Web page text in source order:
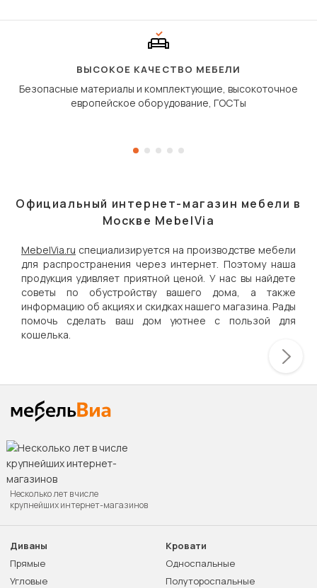
сиденье не
дугообразной
ВЫСОКОЕ КАЧЕСТВО МЕБЕЛИ
Безопасные материалы и комплектующие, высокоточное
европейское оборудование, ГОСТы
Официальный интернет-магазин мебели в
Москве MebelVia
MebelVia.ru специализируется на производстве мебели
для распространения через интернет. Поэтому наша
продукция удивляет приятной ценой. У нас вы найдете
советы по обустройству вашего дома, а также
информацию об акциях и скидках нашего магазина. Рады
помочь сделать ваш дом уютнее с пользой для
кошелька.
Несколько лет в числе
крупнейших интернет-магазинов
Диваны
Прямые
Угловые
Кровати
Односпальные
Полутороспальные